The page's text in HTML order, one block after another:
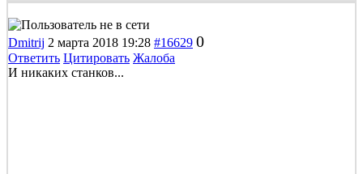
Dmitrij 2 марта 2018 19:28 #16629 0
Ответить Цитировать Жалоба
И никаких станков...